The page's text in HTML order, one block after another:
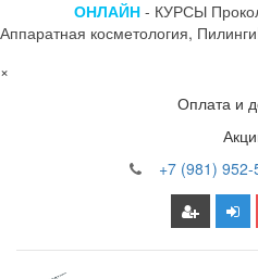
ОНЛАЙН - КУРСЫ
Аппаратная косметология,
×
Оплата и
+7 (981) 952-